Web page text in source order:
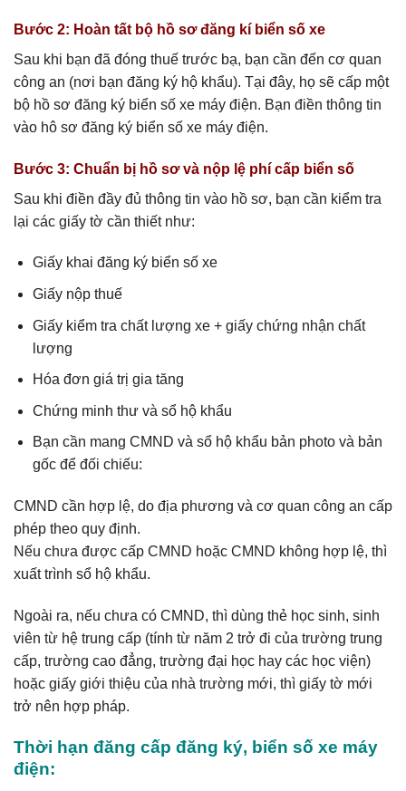
Bước 2: Hoàn tất bộ hồ sơ đăng kí biển số xe
Sau khi bạn đã đóng thuế trước bạ, bạn cần đến cơ quan
công an (nơi bạn đăng ký hộ khẩu). Tại đây, họ sẽ cấp một
bộ hồ sơ đăng ký biển số xe máy điện. Bạn điền thông tin
vào hô sơ đăng ký biển số xe máy điện.
Bước 3: Chuẩn bị hồ sơ và nộp lệ phí cấp biển số
Sau khi điền đầy đủ thông tin vào hồ sơ, bạn cần kiểm tra
lại các giấy tờ cần thiết như:
Giấy khai đăng ký biển số xe
Giấy nộp thuế
Giấy kiểm tra chất lượng xe + giấy chứng nhận chất
lượng
Hóa đơn giá trị gia tăng
Chứng minh thư và sổ hộ khẩu
Bạn cần mang CMND và sổ hộ khẩu bản photo và bản
gốc để đối chiếu:
CMND cần hợp lệ, do địa phương và cơ quan công an cấp
phép theo quy định.
Nếu chưa được cấp CMND hoặc CMND không hợp lệ, thì
xuất trình sổ hộ khẩu.
Ngoài ra, nếu chưa có CMND, thì dùng thẻ học sinh, sinh
viên từ hệ trung cấp (tính từ năm 2 trở đi của trường trung
cấp, trường cao đẳng, trường đại học hay các học viện)
hoặc giấy giới thiệu của nhà trường mới, thì giấy tờ mới
trở nên hợp pháp.
Thời hạn đăng cấp đăng ký, biển số xe máy
điện: